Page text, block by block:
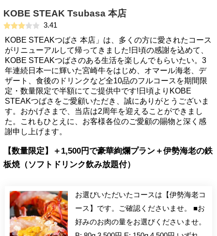
KOBE STEAK Tsubasa 本店
3.41
KOBE STEAKつばさ 本店」は、多くの方に愛されたコース
がリニューアルして帰ってきました!日頃の感謝を込めて、
KOBE STEAKつばさのある生活を楽しんでもらいたい。3
年連続日本一に輝いた宮崎牛をはじめ、オマール海老、デ
ザート、食後のドリンクなど全10品のフルコースを期間限
定・数量限定で半額にてご提供中です!日頃よりKOBE
STEAKつばさをご愛顧いただき、誠にありがとうございま
す。おかげさまで、当店は2周年を迎えることができまし
た。これもひとえに、お客様各位のご愛顧の賜物と深く感
謝申し上げます。
【数量限定】＋1,500円で豪華絢爛プラン＋伊勢海老の鉄
板焼（ソフトドリンク飲み放題付）
お選びいただいたコースは【伊勢海老コ
ース】です。ご確認くださいませ。 ■お
好みのお肉の量をお選びくださいませ。